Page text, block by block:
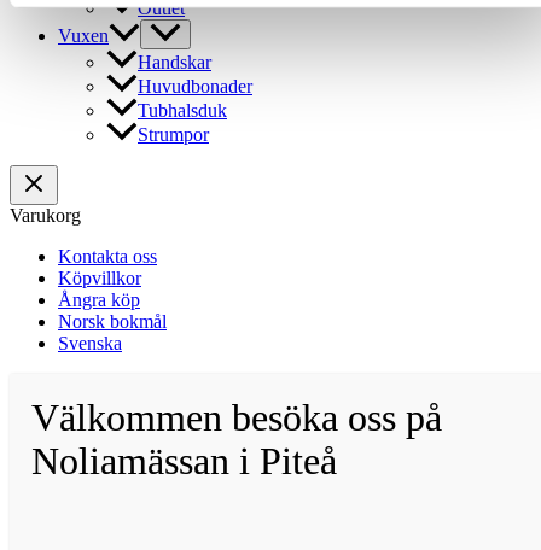
Outlet
Vuxen
Handskar
Huvudbonader
Tubhalsduk
Strumpor
Varukorg
Kontakta oss
Köpvillkor
Ångra köp
Norsk bokmål
Svenska
Välkommen besöka oss på
Noliamässan i Piteå